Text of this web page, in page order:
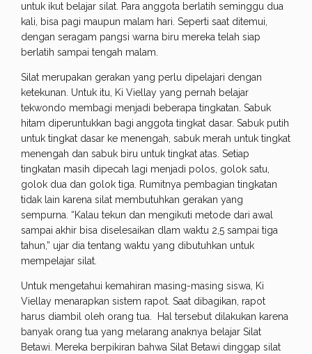
untuk ikut belajar silat. Para anggota berlatih seminggu dua
kali, bisa pagi maupun malam hari. Seperti saat ditemui,
dengan seragam pangsi warna biru mereka telah siap
berlatih sampai tengah malam.
Silat merupakan gerakan yang perlu dipelajari dengan
ketekunan. Untuk itu, Ki Viellay yang pernah belajar
tekwondo membagi menjadi beberapa tingkatan. Sabuk
hitam diperuntukkan bagi anggota tingkat dasar. Sabuk putih
untuk tingkat dasar ke menengah, sabuk merah untuk tingkat
menengah dan sabuk biru untuk tingkat atas. Setiap
tingkatan masih dipecah lagi menjadi polos, golok satu,
golok dua dan golok tiga. Rumitnya pembagian tingkatan
tidak lain karena silat membutuhkan gerakan yang
sempurna. “Kalau tekun dan mengikuti metode dari awal
sampai akhir bisa diselesaikan dlam waktu 2,5 sampai tiga
tahun,” ujar dia tentang waktu yang dibutuhkan untuk
mempelajar silat.
Untuk mengetahui kemahiran masing-masing siswa, Ki
Viellay menarapkan sistem rapot. Saat dibagikan, rapot
harus diambil oleh orang tua. Hal tersebut dilakukan karena
banyak orang tua yang melarang anaknya belajar Silat
Betawi. Mereka berpikiran bahwa Silat Betawi dinggap silat